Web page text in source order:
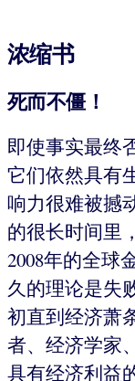
浓缩书
死而不僵！
即使事实最终
它们依然具有
响力很难被撼
的很长时间里
2008年的全球
久的理论是失
初直到经济萧
者、经济学家
具有经济利益